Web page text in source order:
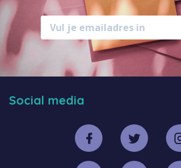
Social media